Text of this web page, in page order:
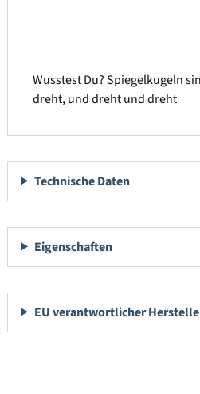
Wusstest Du? Spiegelkugeln
dreht, und dreht und dreht
Technische Daten
Eigenschaften
EU verantwortlicher